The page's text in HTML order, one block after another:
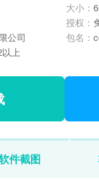
大小：
授权：
公司 包名：
上
件截图